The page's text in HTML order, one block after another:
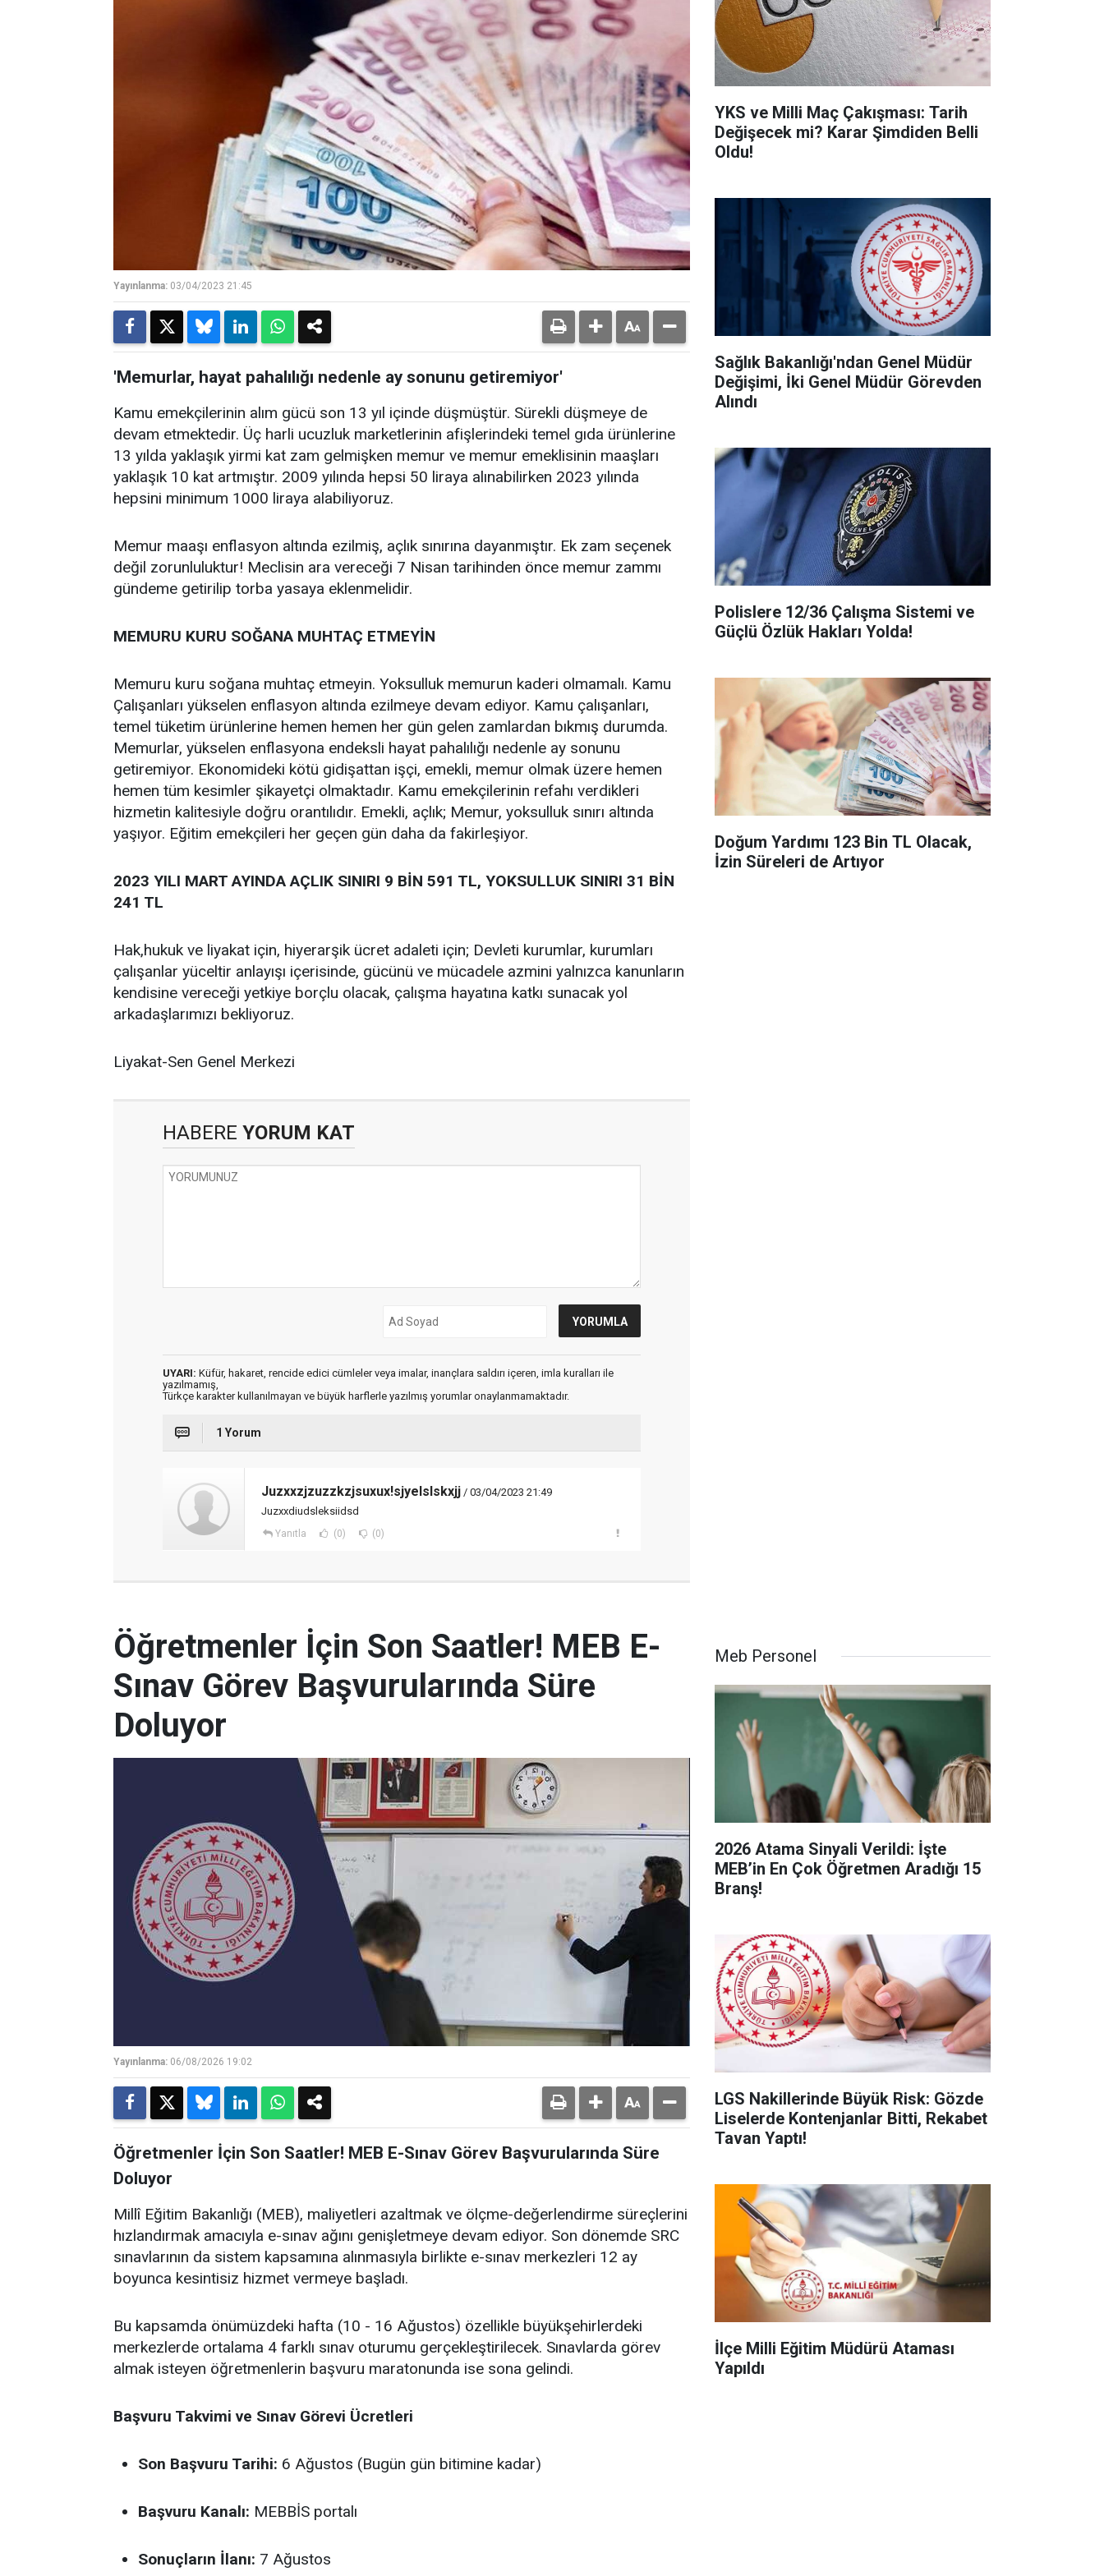
Yayınlanma: 03/04/2023 21:45
'Memurlar, hayat pahalılığı nedenle ay sonunu getiremiyor'
Kamu emekçilerinin alım gücü son 13 yıl içinde düşmüştür. Sürekli düşmeye de
devam etmektedir. Üç harli ucuzluk marketlerinin afişlerindeki temel gıda ürünlerine
13 yılda yaklaşık yirmi kat zam gelmişken memur ve memur emeklisinin maaşları
yaklaşık 10 kat artmıştır. 2009 yılında hepsi 50 liraya alınabilirken 2023 yılında
hepsini minimum 1000 liraya alabiliyoruz.
Memur maaşı enflasyon altında ezilmiş, açlık sınırına dayanmıştır. Ek zam seçenek
değil zorunluluktur! Meclisin ara vereceği 7 Nisan tarihinden önce memur zammı
gündeme getirilip torba yasaya eklenmelidir.
MEMURU KURU SOĞANA MUHTAÇ ETMEYİN
Memuru kuru soğana muhtaç etmeyin. Yoksulluk memurun kaderi olmamalı. Kamu
Çalışanları yükselen enflasyon altında ezilmeye devam ediyor. Kamu çalışanları,
temel tüketim ürünlerine hemen hemen her gün gelen zamlardan bıkmış durumda.
Memurlar, yükselen enflasyona endeksli hayat pahalılığı nedenle ay sonunu
getiremiyor. Ekonomideki kötü gidişattan işçi, emekli, memur olmak üzere hemen
hemen tüm kesimler şikayetçi olmaktadır. Kamu emekçilerinin refahı verdikleri
hizmetin kalitesiyle doğru orantılıdır. Emekli, açlık; Memur, yoksulluk sınırı altında
yaşıyor. Eğitim emekçileri her geçen gün daha da fakirleşiyor.
2023 YILI MART AYINDA AÇLIK SINIRI 9 BİN 591 TL, YOKSULLUK SINIRI 31 BİN
241 TL
Hak,hukuk ve liyakat için, hiyerarşik ücret adaleti için; Devleti kurumlar, kurumları
çalışanlar yüceltir anlayışı içerisinde, gücünü ve mücadele azmini yalnızca kanunların
kendisine vereceği yetkiye borçlu olacak, çalışma hayatına katkı sunacak yol
arkadaşlarımızı bekliyoruz.
Liyakat-Sen Genel Merkezi
HABERE YORUM KAT
UYARI: Küfür, hakaret, rencide edici cümleler veya imalar, inançlara saldırı içeren, imla kuralları ile
yazılmamış,
Türkçe karakter kullanılmayan ve büyük harflerle yazılmış yorumlar onaylanmamaktadır.
1 Yorum
Juzxxzjzuzzkzjsuxux!sjyelslskxjj / 03/04/2023 21:49
Juzxxdiudsleksiidsd
Yanıtla (0) (0)
YKS ve Milli Maç Çakışması: Tarih
Değişecek mi? Karar Şimdiden Belli
Oldu!
Sağlık Bakanlığı'ndan Genel Müdür
Değişimi, İki Genel Müdür Görevden
Alındı
Polislere 12/36 Çalışma Sistemi ve
Güçlü Özlük Hakları Yolda!
Doğum Yardımı 123 Bin TL Olacak,
İzin Süreleri de Artıyor
Öğretmenler İçin Son Saatler! MEB E-
Sınav Görev Başvurularında Süre
Doluyor
Yayınlanma: 06/08/2026 19:02
Öğretmenler İçin Son Saatler! MEB E-Sınav Görev Başvurularında Süre
Doluyor
Millî Eğitim Bakanlığı (MEB), maliyetleri azaltmak ve ölçme-değerlendirme süreçlerini
hızlandırmak amacıyla e-sınav ağını genişletmeye devam ediyor. Son dönemde SRC
sınavlarının da sistem kapsamına alınmasıyla birlikte e-sınav merkezleri 12 ay
boyunca kesintisiz hizmet vermeye başladı.
Bu kapsamda önümüzdeki hafta (10 - 16 Ağustos) özellikle büyükşehirlerdeki
merkezlerde ortalama 4 farklı sınav oturumu gerçekleştirilecek. Sınavlarda görev
almak isteyen öğretmenlerin başvuru maratonunda ise sona gelindi.
Başvuru Takvimi ve Sınav Görevi Ücretleri
Son Başvuru Tarihi: 6 Ağustos (Bugün gün bitimine kadar)
Başvuru Kanalı: MEBBİS portalı
Sonuçların İlanı: 7 Ağustos
Meb Personel
2026 Atama Sinyali Verildi: İşte
MEB’in En Çok Öğretmen Aradığı 15
Branş!
LGS Nakillerinde Büyük Risk: Gözde
Liselerde Kontenjanlar Bitti, Rekabet
Tavan Yaptı!
İlçe Milli Eğitim Müdürü Ataması
Yapıldı